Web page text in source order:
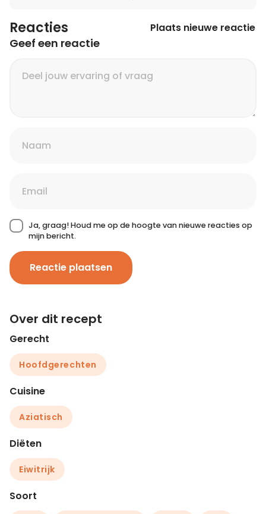
Reacties Plaats nieuwe reactie
Geef een reactie
Ja, graag! Houd me op de hoogte van nieuwe reacties op
mijn bericht.
Reactie plaatsen
Over dit recept
Gerecht
Hoofdgerechten
Cuisine
Aziatisch
Diëten
Eiwitrijk
Soort